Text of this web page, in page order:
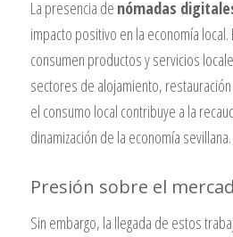
La presencia de nómadas
impacto positivo en la economía
consumen productos y servicios
sectores de alojamiento,
el consumo local contribuye a la
dinamización de la economía sevillana.
Presión sobre el
Sin embargo, la llegada de estos